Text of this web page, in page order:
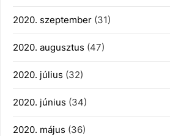
2020. szeptember (31)
2020. augusztus (47)
2020. július (32)
2020. június (34)
2020. május (36)